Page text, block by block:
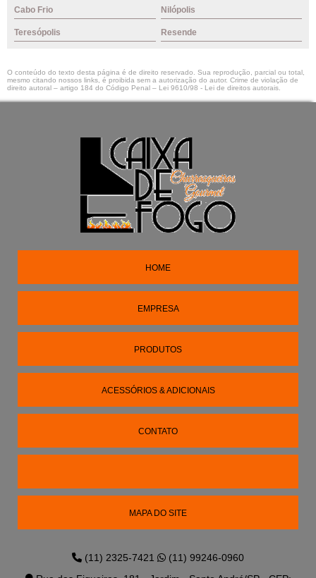
Cabo Frio Nilópolis
Teresópolis Resende
O conteúdo do texto desta página é de direito reservado. Sua reprodução, parcial ou total,
mesmo citando nossos links, é proibida sem a autorização do autor. Crime de violação de
direito autoral – artigo 184 do Código Penal – Lei 9610/98 - Lei de direitos autorais
HOME
EMPRESA
PRODUTOS
ACESSÓRIOS & ADICIONAIS
CONTATO
MAPA DO SITE
(11) 2325-7421
(11) 99246-0960